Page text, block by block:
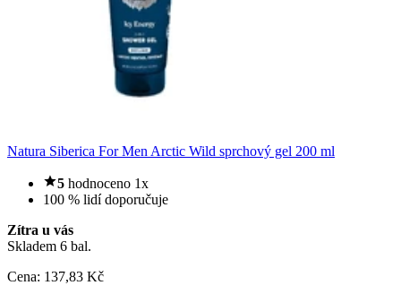
Natura Siberica For Men Arctic Wild sprchový gel 200 ml
5 hodnoceno 1x
100 % lidí doporučuje
Zítra u vás
Skladem 6 bal.
Cena: 137,83 Kč